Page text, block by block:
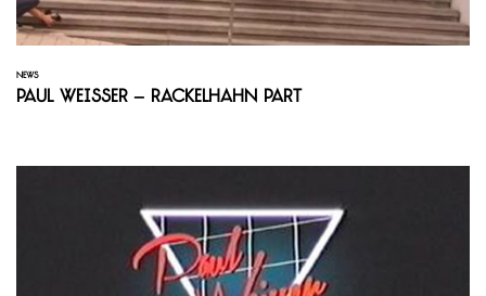
NEWS
Paul Weisser – Rackelhahn Part